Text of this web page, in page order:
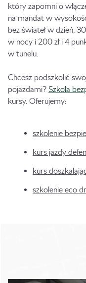
który zapomni o
na mandat w
bez świateł w dzień,
w nocy i 200 zł i 4
w tunelu.
Chcesz podszkolić
pojazdami? Szkoła
kursy. Oferujemy:
szkolenie
kurs jazdy
kurs
szkolenie eco